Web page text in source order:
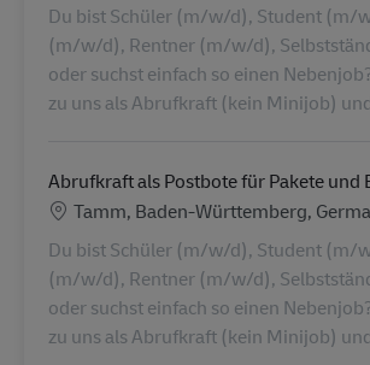
Du bist Schüler (m/w/d), Student (m/
(m/w/d), Rentner (m/w/d),
oder suchst einfach so einen
zu uns als Abrufkraft (kein Minijob)
Abrufkraft als Postbote für Pakete
Lokalizacja
Tamm, Baden-Württemberg,
Du bist Schüler (m/w/d), Student (m/
(m/w/d), Rentner (m/w/d),
oder suchst einfach so einen
zu uns als Abrufkraft (kein Minijob)